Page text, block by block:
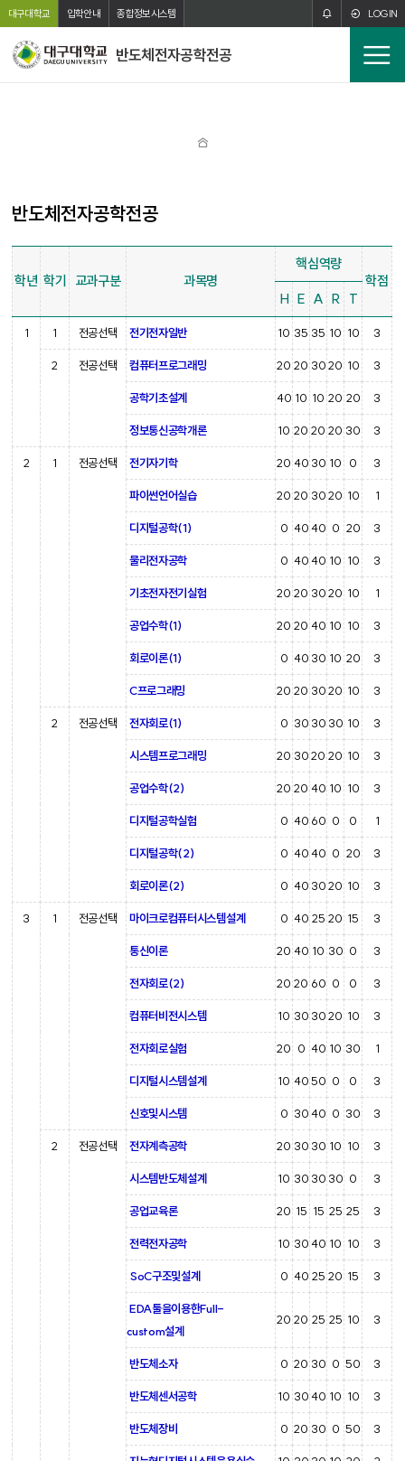
본문 바로가기
주메뉴 바로가기
대구대학교 입학안내 종합정보시스템 LOGIN
반도체전자공학전공
전
체
반도체전자공학전공
학년 학기 교과구분 과목명
핵심역량
학점
H E A R T
1 1 전공선택 전기전자일반 10 35 35 10 10 3
2 전공선택 컴퓨터프로그래밍 20 20 30 20 10 3
공학기초설계 40 10 10 20 20 3
정보통신공학개론 10 20 20 20 30 3
2 1 전공선택 전기자기학 20 40 30 10 0 3
파이썬언어실습 20 20 30 20 10 1
디지털공학(1) 0 4040 0 20 3
물리전자공학 0 4040 10 10 3
기초전자전기실험 20 20 30 20 10 1
공업수학(1) 20 20 40 10 10 3
회로이론(1) 0 40 30 10 20 3
C프로그래밍 20 20 30 20 10 3
2 전공선택 전자회로(1) 0 30 30 30 10 3
시스템프로그래밍 20 30 20 20 10 3
공업수학(2) 20 20 40 10 10 3
디지털공학실험 0 40 60 0 0 1
디지털공학(2) 0 4040 0 20 3
회로이론(2) 0 40 30 20 10 3
3 1 전공선택 마이크로컴퓨터시스템설계 0 40 25 20 15 3
통신이론 20 40 10 30 0 3
전자회로(2) 20 20 60 0 0 3
컴퓨터비전시스템 10 30 30 20 10 3
전자회로실험 20 0 40 10 30 1
디지털시스템설계 10 4050 0 0 3
신호및시스템 0 3040 0 30 3
2 전공선택 전자계측공학 20 30 30 10 10 3
시스템반도체설계 10 30 30 30 0 3
공업교육론 20 15 15 25 25 3
전력전자공학 10 3040 10 10 3
SoC구조및설계 0 40 25 20 15 3
EDA툴을이용한Full-
custom설계
20 20 25 25 10 3
반도체소자 0 20 30 0 50 3
반도체센서공학 10 3040 10 10 3
반도체장비 0 20 30 0 50 3